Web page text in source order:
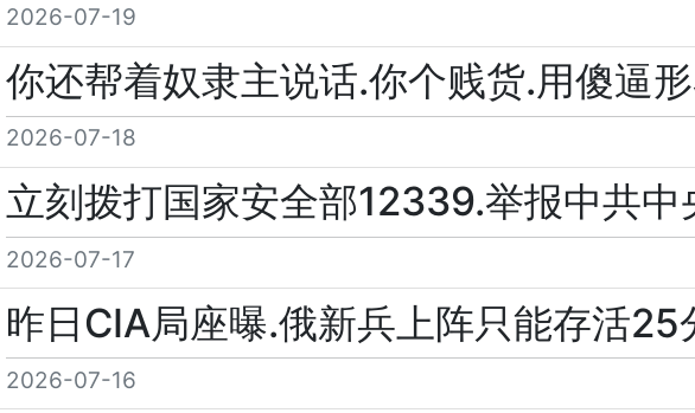
2026-07-19
你还帮着奴隶主说话.你个贱货.用傻逼
2026-07-18
立刻拨打国家安全部12339.举报中共中
2026-07-17
昨日CIA局座曝.俄新兵上阵只能存活
2026-07-16